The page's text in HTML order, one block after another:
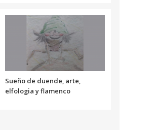
Sueño de duende, arte,
elfologia y flamenco